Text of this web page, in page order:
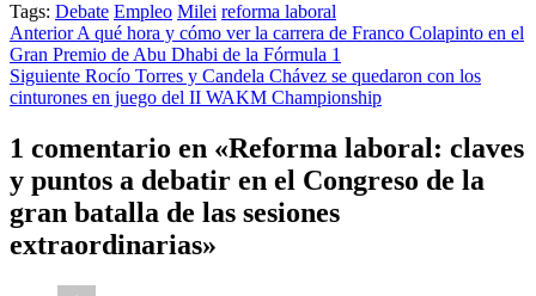
Tags: Debate Empleo Milei reforma laboral
Post
navigation
AnteriorA qué hora y cómo ver la carrera de Franco Colapinto en el
Gran Premio de Abu Dhabi de la Fórmula 1
Siguiente Rocío Torres y Candela Chávez se quedaron con los
cinturones en juego del II WAKM Championship
1 comentario en «Reforma laboral: claves
y puntos a debatir en el Congreso de la
gran batalla de las sesiones
extraordinarias»